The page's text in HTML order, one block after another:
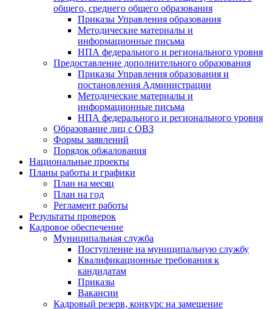
общего, среднего общего образования
Приказы Управления образования
Методические материалы и
информационные письма
НПА федерального и регионального уровня
Предоставление дополнительного образования
Приказы Управления образования и
постановления Администрации
Методические материалы и
информационные письма
НПА федерального и регионального уровня
Образование лиц с ОВЗ
Формы заявлений
Порядок обжалования
Национальные проекты
Планы работы и графики
План на месяц
План на год
Регламент работы
Результаты проверок
Кадровое обеспечение
Муниципальная служба
Поступление на муниципальную службу
Квалификационные требования к
кандидатам
Приказы
Вакансии
Кадровый резерв, конкурс на замещение